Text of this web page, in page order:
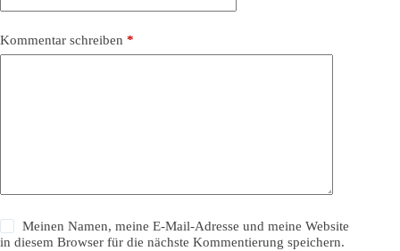
Kommentar schreiben *
Meinen Namen, meine E-Mail-Adresse und meine Website
in diesem Browser für die nächste Kommentierung speichern.